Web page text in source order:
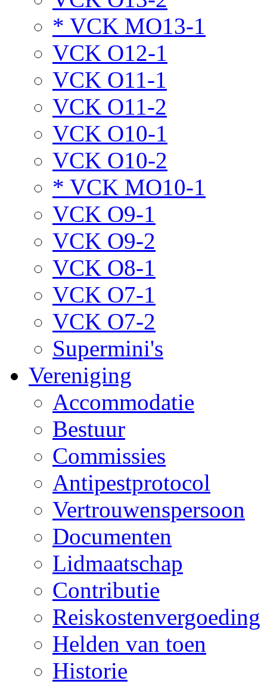
* VCK MO13-1
VCK O12-1
VCK O11-1
VCK O11-2
VCK O10-1
VCK O10-2
* VCK MO10-1
VCK O9-1
VCK O9-2
VCK O8-1
VCK O7-1
VCK O7-2
Supermini's
Vereniging
Accommodatie
Bestuur
Commissies
Antipestprotocol
Vertrouwenspersoon
Documenten
Lidmaatschap
Contributie
Reiskostenvergoeding
Helden van toen
Historie